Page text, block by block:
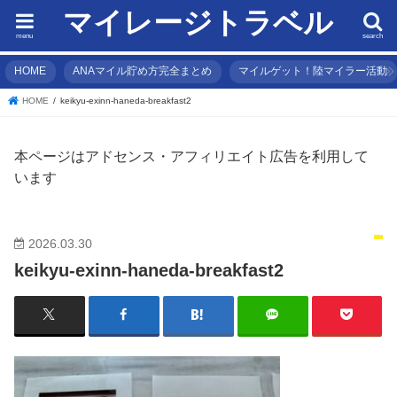
マイレージトラベル search
menu
HOME ANAマイル貯め方完全まとめ マイルゲット！陸マイラー活動
HOME keikyu-exinn-haneda-breakfast2
本ページはアドセンス・アフィリエイト広告を利用して
います
2026.03.30
keikyu-exinn-haneda-breakfast2